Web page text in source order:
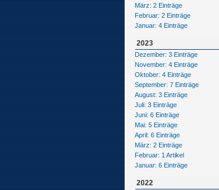
März: 2 Einträge
Februar: 2 Einträge
Januar: 4 Einträge
2023
Dezember: 3 Einträge
November: 4 Einträge
Oktober: 4 Einträge
September: 7 Einträge
August: 3 Einträge
Juli: 3 Einträge
Juni: 6 Einträge
Mai: 5 Einträge
April: 6 Einträge
März: 2 Einträge
Februar: 1 Artikel
Januar: 6 Einträge
2022